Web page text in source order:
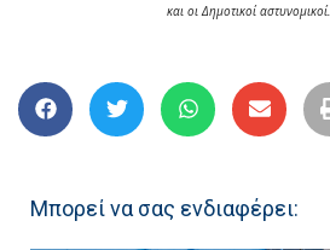
και οι Δημοτικοί αστυνομικοί.
Μπορεί να σας ενδιαφέρει: